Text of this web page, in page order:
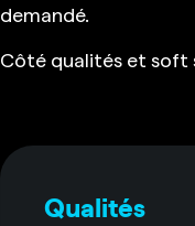
demandé.
Côté qualités et soft
Qualités